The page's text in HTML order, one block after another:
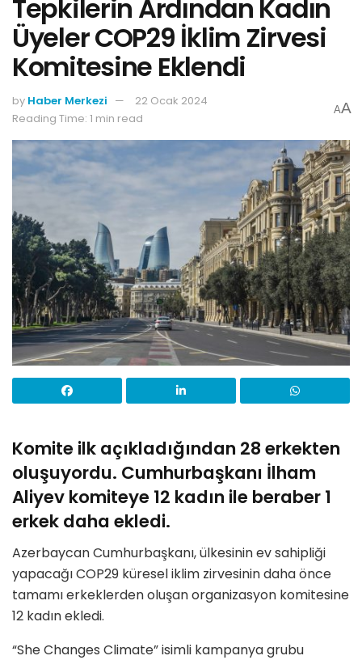
Tepkilerin Ardından Kadın
Üyeler COP29 İklim Zirvesi
Komitesine Eklendi
by Haber Merkezi
22 Ocak 2024
Reading Time: 1 min read
AA
Komite ilk açıkladığından 28 erkekten
oluşuyordu. Cumhurbaşkanı İlham
Aliyev komiteye 12 kadın ile beraber 1
erkek daha ekledi.
Azerbaycan Cumhurbaşkanı, ülkesinin ev sahipliği
yapacağı COP29 küresel iklim zirvesinin daha önce
tamamı erkeklerden oluşan organizasyon komitesine
12 kadın ekledi.
“She Changes Climate” isimli kampanya grubu